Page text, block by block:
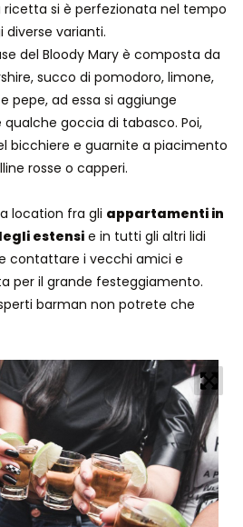
si è perfezionata nel tempo
diverse varianti.
del Bloody Mary è composta da
succo di pomodoro, limone,
pepe, ad essa si aggiunge
goccia di tabasco. Poi,
bicchiere e guarnite a piacimento
rosse o capperi.
location fra gli appartamenti in
estensi e in tutti gli altri lidi
contattare i vecchi amici e
per il grande festeggiamento.
barman non potrete che